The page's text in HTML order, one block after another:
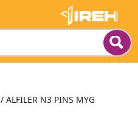
/ ALFILER N3 PINS MYG